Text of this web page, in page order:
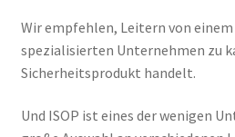
Wir empfehlen, Leitern von
spezialisierten Unternehmen zu
Sicherheitsprodukt handelt.
Und ISOP ist eines der wenigen